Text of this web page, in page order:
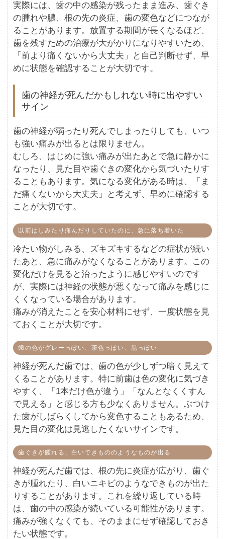
実際には、歯の中の感染が残ったまま進み、歯ぐき
の腫れや膿、根の先の炎症、歯の変色などにつなが
ることがあります。放置する期間が長くなるほど、
歯を残すための治療が大がかりになりやすいため、
「前より痛くないから大丈夫」と自己判断せず、早
めに状態を確認することが大切です。
歯の神経が死んだかもしれない時に出やすい
サイン
歯の神経が弱ったり死んでしまったりしても、いつ
も強い痛みが出るとは限りません。
むしろ、はじめに強い痛みが出たあとで急に静かに
なったり、見た目や歯ぐきの変化から気づいたりす
ることもあります。気になる変化がある時は、「ま
だ痛くないから大丈夫」と考えず、早めに確認する
ことが大切です。
以前はしみたり痛んだりしていたのに、急に落ち着いた
冷たい物がしみる、ズキズキするなどの症状が続い
たあと、急に痛みがなくなることがあります。この
変化だけを見ると治ったように感じやすいのです
が、実際には神経の状態が悪くなって痛みを感じに
くくなっている場合があります。
痛みが消えたことを安心材料にせず、一度状態を見
ておくことが大切です。
歯の色がグレーっぽい、茶色っぽい、黒っぽい
神経が死んだ歯では、歯の色が少しずつ暗く見えて
くることがあります。特に前歯は色の変化に気づき
やすく、「1本だけ色が違う」「なんとなくくすん
で見える」と感じる方も少なくありません。ぶつけ
た歯がしばらくしてから変色することもあるため、
見た目の変化は見逃したくないサインです。
歯ぐきが腫れる、白いできもののようなものが出る
神経が死んだ歯では、根の先に炎症が広がり、歯ぐ
きが腫れたり、白いニキビのようなできものが出た
りすることがあります。これを繰り返している時
は、歯の中の感染が続いている可能性があります。
痛みが強くなくても、そのままにせず確認しておき
たい状態です。